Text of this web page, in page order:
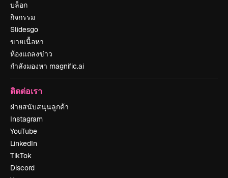
บล็อก
กิจกรรม
Slidesgo
ขายเนื้อหา
ห้องแถลงข่าว
กำลังมองหา magnific.ai
ติดต่อเรา
ฝ่ายสนับสนุนลูกค้า
Instagram
YouTube
LinkedIn
TikTok
Discord